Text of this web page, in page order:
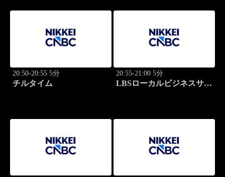
20:50-20:55 5分
チルタイム
20:55-21:00 5分
LBSローカルビジネスサテ